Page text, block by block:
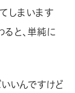
しまいます
と、単純に
いんですけど